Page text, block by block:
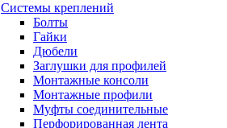
Системы креплений
Болты
Гайки
Дюбели
Заглушки для профилей
Монтажные консоли
Монтажные профили
Муфты соединительные
Перфорированная лента